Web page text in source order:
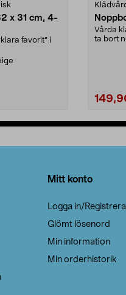
x 31 cm, 4-
favorit” i
Vårda
ta bort
Mitt konto
Logga in/Registrera
Glömt lösenord
Min information
Min orderhistorik